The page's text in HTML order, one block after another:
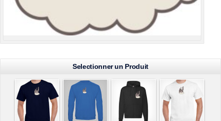
Selectionner un Produit